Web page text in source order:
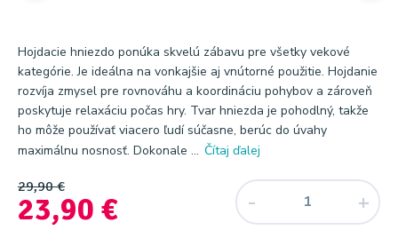
Hojdacie hniezdo ponúka skvelú zábavu pre všetky vekové
kategórie. Je ideálna na vonkajšie aj vnútorné použitie. Hojdanie
rozvíja zmysel pre rovnováhu a koordináciu pohybov a zároveň
poskytuje relaxáciu počas hry. Tvar hniezda je pohodlný, takže
ho môže používať viacero ľudí súčasne, berúc do úvahy
maximálnu nosnosť. Dokonale ... Čítaj ďalej
29,90 €
23,90 €